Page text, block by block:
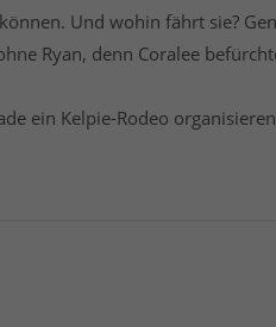
Und wohin fährt sie?
Ryan, denn Coralee
ein Kelpie-Rodeo